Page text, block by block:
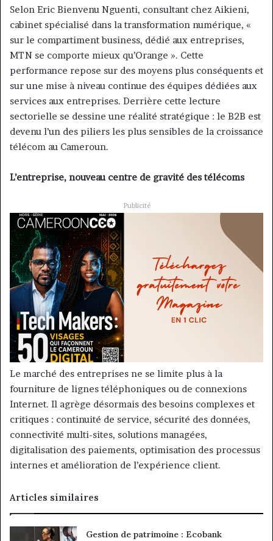
Selon Eric Bienvenu Nguenti, consultant chez Aikieni,
cabinet spécialisé dans la transformation numérique, «
sur le compartiment business, dédié aux entreprises,
MTN se comporte mieux qu’Orange ». Cette
performance repose sur des moyens plus conséquents et
sur une mise à niveau continue des équipes dédiées aux
services aux entreprises. Derrière cette lecture
sectorielle se dessine une réalité stratégique : le B2B est
devenu l’un des piliers les plus sensibles de la croissance
télécom au Cameroun.
L’entreprise, nouveau centre de gravité des télécoms
Publicité
Le marché des entreprises ne se limite plus à la
fourniture de lignes téléphoniques ou de connexions
Internet. Il agrège désormais des besoins complexes et
critiques : continuité de service, sécurité des données,
connectivité multi-sites, solutions managées,
digitalisation des paiements, optimisation des processus
internes et amélioration de l’expérience client.
Articles similaires
Gestion de patrimoine : Ecobank